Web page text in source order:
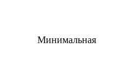
Минимальная